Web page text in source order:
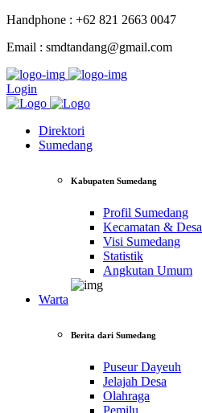
Handphone : +62 821 2663 0047
Email : smdtandang@gmail.com
Login
Direktori
Sumedang
Kabupaten Sumedang
Profil Sumedang
Kecamatan & Desa
Visi Sumedang
Statistik
Angkutan Umum
Warta
Berita dari Sumedang
Puseur Dayeuh
Jelajah Desa
Olahraga
Pemilu